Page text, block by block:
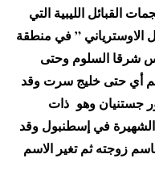
القبائل الليبية التي
الاوسترياني ” في منطقة
شرقا السلوم وحتى
غرب العقيلة بمسافة 34 كم أي حتى خليج سرت وقد
جستنيان وهو ذات
الشهيرة في إسطنبول وقد
زوجته ثم تغير الاسم